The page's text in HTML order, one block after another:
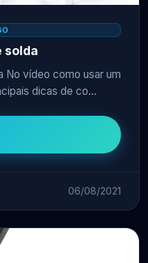
solda
No vídeo como usar um
dicas de co...
06/08/2021